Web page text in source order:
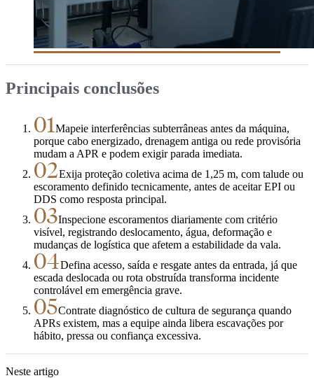
Principais conclusões
01Mapeie interferências subterrâneas antes da máquina,
porque cabo energizado, drenagem antiga ou rede provisória
mudam a APR e podem exigir parada imediata.
02Exija proteção coletiva acima de 1,25 m, com talude ou
escoramento definido tecnicamente, antes de aceitar EPI ou
DDS como resposta principal.
03Inspecione escoramentos diariamente com critério
visível, registrando deslocamento, água, deformação e
mudanças de logística que afetem a estabilidade da vala.
04Defina acesso, saída e resgate antes da entrada, já que
escada deslocada ou rota obstruída transforma incidente
controlável em emergência grave.
05Contrate diagnóstico de cultura de segurança quando
APRs existem, mas a equipe ainda libera escavações por
hábito, pressa ou confiança excessiva.
Neste artigo